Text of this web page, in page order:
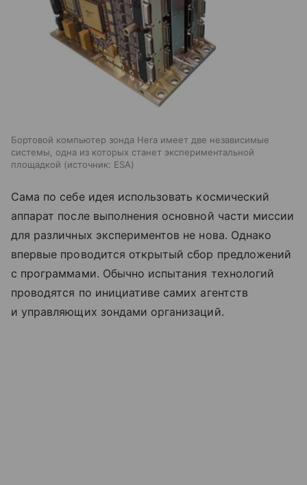
Бортовой компьютер зонда Hera имеет две независимые
системы, одна из которых станет экспериментальной
площадкой
источник: ESA
Сама по себе идея использовать космический
аппарат после выполнения основной части миссии
для различных экспериментов не нова. Однако
впервые проводится открытый сбор предложений
с программами. Обычно испытания технологий
проводятся по инициативе самих агентств
и управляющих зондами организаций.